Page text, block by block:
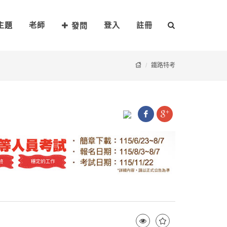
題 老師 發問 登入 註冊
鐵路特考